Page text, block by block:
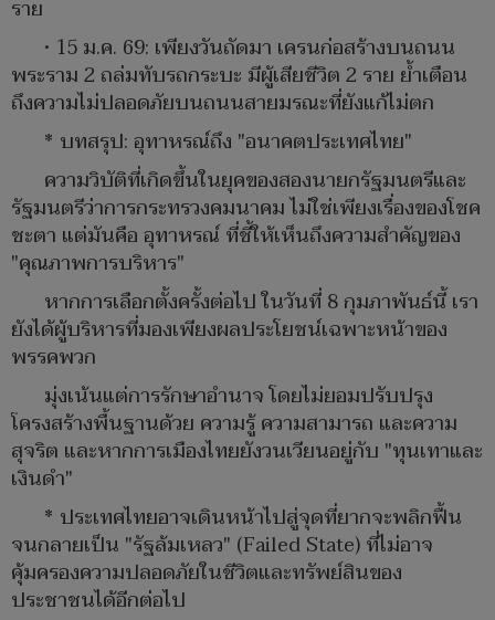
ราย
• 15 ม.ค. 69: เพียงวันถัดมา เครนก่อสร้างบนถนน
พระราม 2 ถล่มทับรถกระบะ มีผู้เสียชีวิต 2 ราย ย้ำเตือน
ถึงความไม่ปลอดภัยบนถนนสายมรณะที่ยังแก้ไม่ตก
* บทสรุป: อุทาหรณ์ถึง "อนาคตประเทศไทย"
ความวิบัติที่เกิดขึ้นในยุคของสองนายกรัฐมนตรีและ
รัฐมนตรีว่าการกระทรวงคมนาคม ไม่ใช่เพียงเรื่องของโชค
ชะตา แต่มันคือ อุทาหรณ์ ที่ชี้ให้เห็นถึงความสำคัญของ
"คุณภาพการบริหาร"
หากการเลือกตั้งครั้งต่อไป ในวันที่ 8 กุมภาพันธ์นี้ เรา
ยังได้ผู้บริหารที่มองเพียงผลประโยชน์เฉพาะหน้าของ
พรรคพวก
มุ่งเน้นแต่การรักษาอำนาจ โดยไม่ยอมปรับปรุง
โครงสร้างพื้นฐานด้วย ความรู้ ความสามารถ และความ
สุจริต และหากการเมืองไทยยังวนเวียนอยู่กับ "ทุนเทาและ
เงินดำ"
* ประเทศไทยอาจเดินหน้าไปสู่จุดที่ยากจะพลิกฟื้น
จนกลายเป็น "รัฐล้มเหลว" (Failed State) ที่ไม่อาจ
คุ้มครองความปลอดภัยในชีวิตและทรัพย์สินของ
ประชาชนได้อีกต่อไป